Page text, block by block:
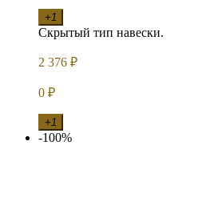
+1
Скрытый тип навески.
2 376 ₽
0 ₽
+1
-100%